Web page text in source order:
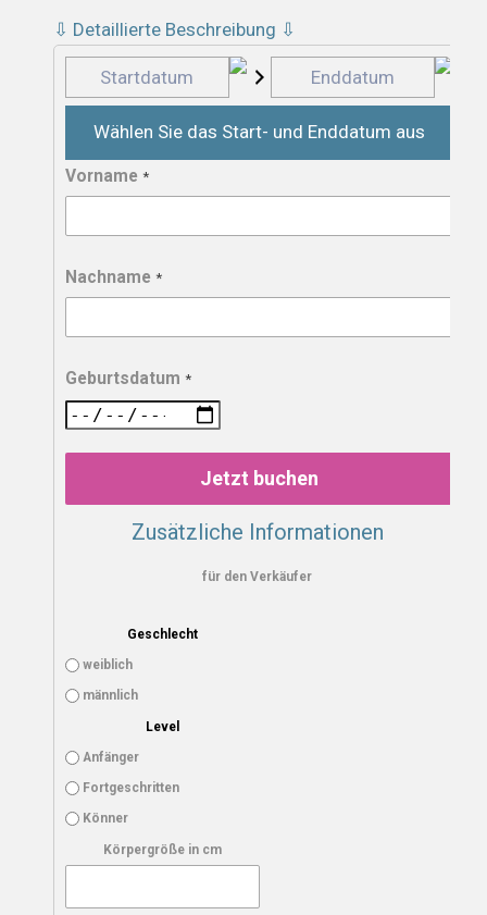
⇩ Detaillierte Beschreibung ⇩
Wählen Sie das Start- und Enddatum aus
Vorname *
Nachname *
Geburtsdatum *
Jetzt buchen
Zusätzliche Informationen
für den Verkäufer
Geschlecht
weiblich
männlich
Level
Anfänger
Fortgeschritten
Könner
Körpergröße in cm